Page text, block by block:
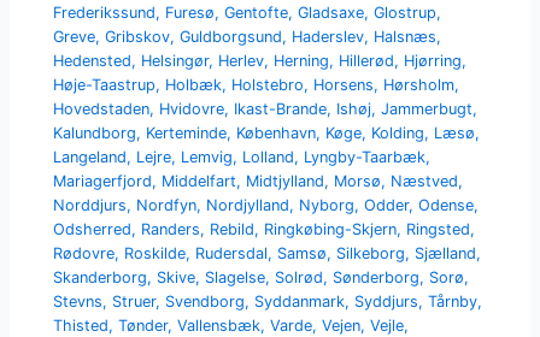
Frederikssund, Furesø,Gentofte,Gladsaxe,Glostrup,
Greve,Gribskov,Guldborgsund, Haderslev, Halsnæs,
Hedensted, Helsingør, Herlev, Herning, Hillerød, Hjørring,
Høje-Taastrup, Holbæk, Holstebro, Horsens, Hørsholm,
Hovedstaden, Hvidovre, Ikast-Brande, Ishøj,Jammerbugt,
Kalundborg, Kerteminde, København, Køge, Kolding, Læsø,
Langeland, Lejre, Lemvig, Lolland, Lyngby-Taarbæk,
Mariagerfjord, Middelfart, Midtjylland, Morsø, Næstved,
Norddjurs, Nordfyn, Nordjylland, Nyborg,Odder,Odense,
Odsherred, Randers, Rebild, Ringkøbing-Skjern, Ringsted,
Rødovre, Roskilde, Rudersdal, Samsø, Silkeborg, Sjælland,
Skanderborg, Skive, Slagelse, Solrød, Sønderborg, Sorø,
Stevns, Struer, Svendborg, Syddanmark, Syddjurs,Tårnby,
Thisted,Tønder,Vallensbæk,Varde,Vejen,Vejle,